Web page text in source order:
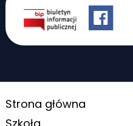
Strona główna